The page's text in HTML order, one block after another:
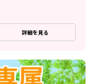
詳細を見る